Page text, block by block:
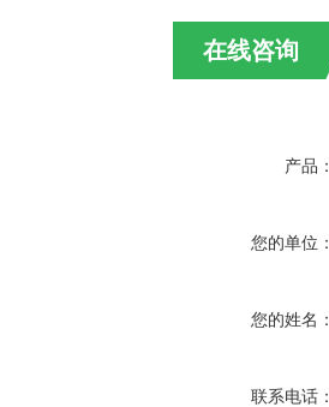
在线咨询
产品：
您的单位：
您的姓名：
联系电话：